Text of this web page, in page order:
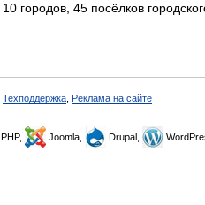
городов, 45 посёлков
Техподдержка Реклама на сайте
Joomla, Drupal,